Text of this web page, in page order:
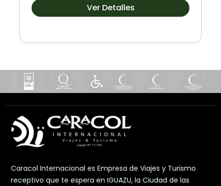
Ver Detalles
Caracol Internacional es Empresa de Viajes y Turismo
receptivo que te espera en IGUAZU, la Ciudad de las